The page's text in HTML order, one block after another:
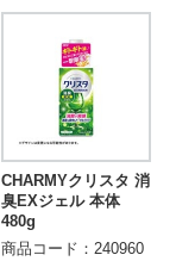
CHARMYクリスタ 消
臭EXジェル 本体
480g
商品コード：240960